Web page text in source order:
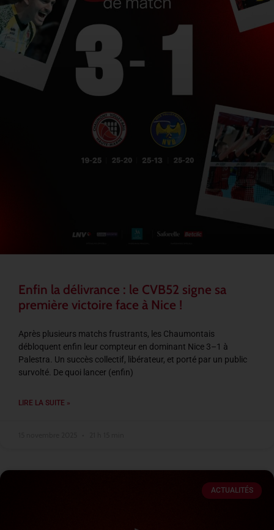
Enfin la délivrance : le CVB52 signe sa
première victoire face à Nice !
Après plusieurs matchs frustrants, les Chaumontais
débloquent enfin leur compteur en dominant Nice 3–1 à
Palestra. Un succès collectif, libérateur, et porté par un public
survolté. De quoi lancer (enfin)
LIRE LA SUITE »
ACTUALITÉS